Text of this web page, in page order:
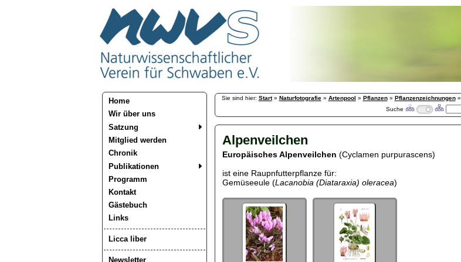
Home
Wir über uns
Satzung
Mitglied werden
Chronik
Publikationen
Programm
Kontakt
Gästebuch
Links
Licca liber
Newsletter
Sie sind hier: Start» Naturfotografie» Artenpool » Pflanzen» Pflanzenzeichnungen»
Suche
Alpenveilchen
Europäisches Alpenveilchen (Cyclamen purpurascens)
ist eine Raupnfutterpflanze für:
Gemüseeule (Lacanobia (Diataraxia) oleracea)